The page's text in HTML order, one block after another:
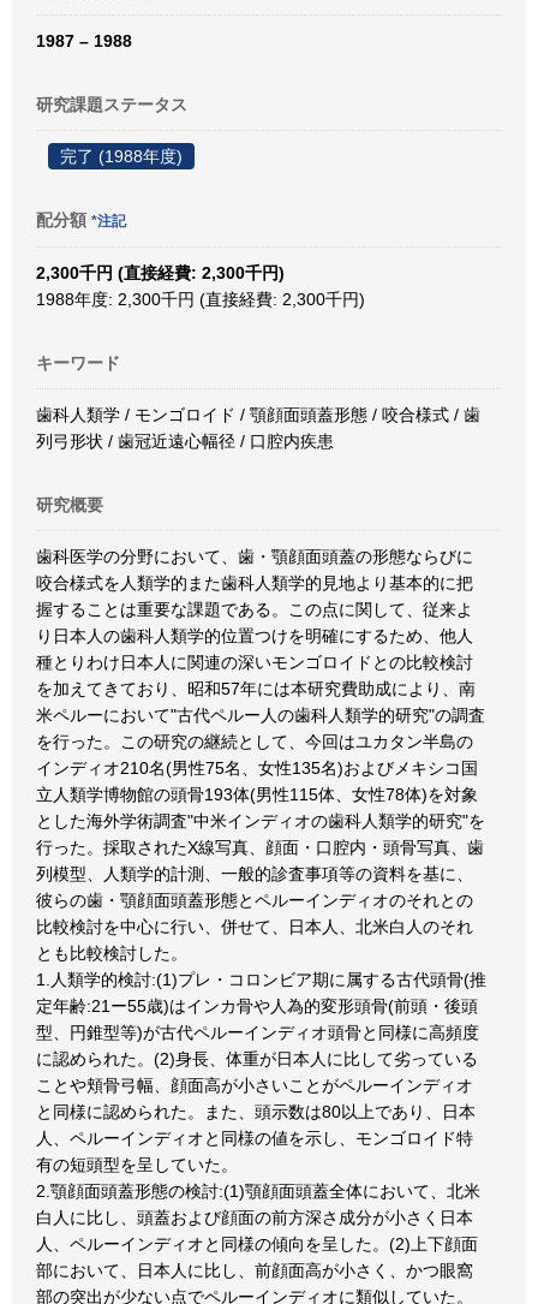
1987 – 1988
研究課題ステータス
完了 (1988年度)
配分額 *注記
2,300千円 (直接経費: 2,300千円)
1988年度: 2,300千円 (直接経費: 2,300千円)
キーワード
歯科人類学 / モンゴロイド / 顎顔面頭蓋形態 / 咬合様式 / 歯
列弓形状 / 歯冠近遠心幅径 / 口腔内疾患
研究概要
歯科医学の分野において、歯・顎顔面頭蓋の形態ならびに
咬合様式を人類学的また歯科人類学的見地より基本的に把
握することは重要な課題である。この点に関して、従来よ
り日本人の歯科人類学的位置つけを明確にするため、他人
種とりわけ日本人に関連の深いモンゴロイドとの比較検討
を加えてきており、昭和57年には本研究費助成により、南
米ペルーにおいて"古代ペルー人の歯科人類学的研究"の調査
を行った。この研究の継続として、今回はユカタン半島の
インディオ210名(男性75名、女性135名)およびメキシコ国
立人類学博物館の頭骨193体(男性115体、女性78体)を対象
とした海外学術調査"中米インディオの歯科人類学的研究"を
行った。採取されたX線写真、顔面・口腔内・頭骨写真、歯
列模型、人類学的計測、一般的診査事項等の資料を基に、
彼らの歯・顎顔面頭蓋形態とペルーインディオのそれとの
比較検討を中心に行い、併せて、日本人、北米白人のそれ
とも比較検討した。
1.人類学的検討:(1)プレ・コロンビア期に属する古代頭骨(推
定年齢:21ー55歳)はインカ骨や人為的変形頭骨(前頭・後頭
型、円錐型等)が古代ペルーインディオ頭骨と同様に高頻度
に認められた。(2)身長、体重が日本人に比して劣っている
ことや頬骨弓幅、顔面高が小さいことがペルーインディオ
と同様に認められた。また、頭示数は80以上であり、日本
人、ペルーインディオと同様の値を示し、モンゴロイド特
有の短頭型を呈していた。
2.顎顔面頭蓋形態の検討:(1)顎顔面頭蓋全体において、北米
白人に比し、頭蓋および顔面の前方深さ成分が小さく日本
人、ペルーインディオと同様の傾向を呈した。(2)上下顔面
部において、日本人に比し、前顔面高が小さく、かつ眼窩
部の突出が少ない点でペルーインディオに類似していた。